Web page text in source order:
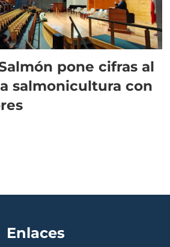
pone cifras al
salmonicultura con
Enlaces